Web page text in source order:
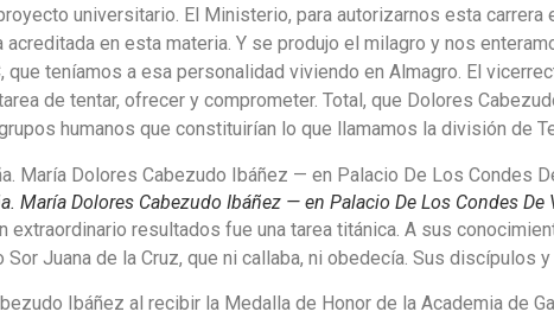
universitario. El Ministerio, para autorizarnos esta
en esta materia. Y se produjo el milagro y nos
que teníamos a esa personalidad viviendo en Almagro. El
de tentar, ofrecer y comprometer. Total, que Dolores
humanos que constituirían lo que llamamos la división de
María Dolores Cabezudo Ibáñez — en Palacio De Los Condes De
extraordinario resultados fue una tarea titánica. A sus
Juana de la Cruz, que ni callaba, ni obedecía. Sus discípulos